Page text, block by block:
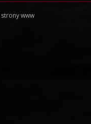
strony www